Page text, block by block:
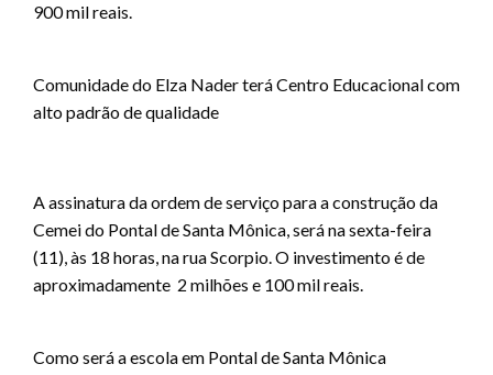
900 mil reais.
Comunidade do Elza Nader terá Centro Educacional com
alto padrão de qualidade
A assinatura da ordem de serviço para a construção da
Cemei do Pontal de Santa Mônica, será na sexta-feira
(11), às 18 horas, na rua Scorpio. O investimento é de
aproximadamente 2 milhões e 100 mil reais.
Como será a escola em Pontal de Santa Mônica